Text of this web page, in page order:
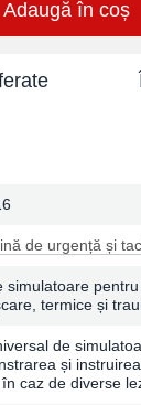
Adaugă în coș
de urgență și
simulatoare
termice și
de
și
caz de diverse